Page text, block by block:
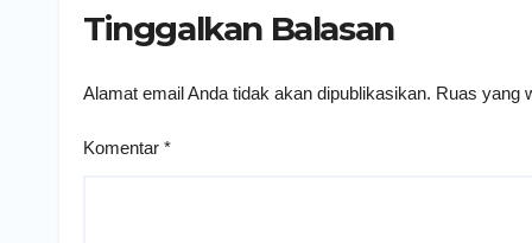
Tinggalkan Balasan
Alamat email Anda tidak akan dipublikasikan. Ruas yang
Komentar *